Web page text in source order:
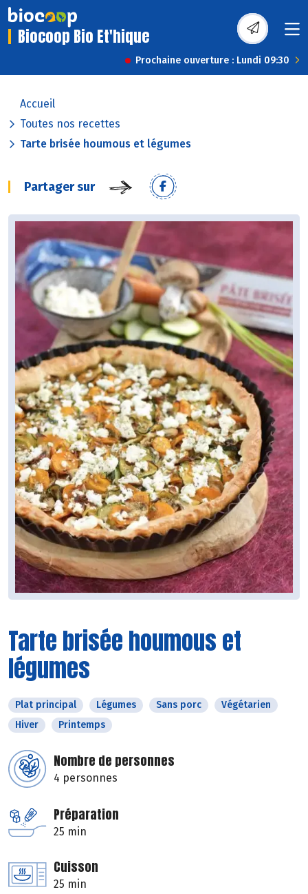
Biocoop Bio Et'hique
Prochaine ouverture : Lundi 09:30
Accueil
Toutes nos recettes
Tarte brisée houmous et légumes
Partager sur
Tarte brisée houmous et
légumes
Plat principal Légumes Sans porc
Végétarien
Hiver
Printemps
Nombre de personnes
4 personnes
Préparation
25 min
Cuisson
25 min